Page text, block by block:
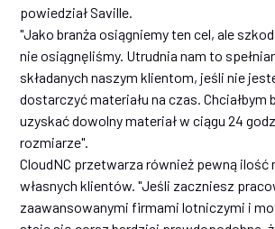
powiedział Saville.
"Jako branża osiągniemy ten cel, ale
nie osiągnęliśmy. Utrudnia nam to
składanych naszym klientom, jeśli nie
dostarczyć materiału na czas. Chciałbym
uzyskać dowolny materiał w ciągu 24
rozmiarze".
CloudNC przetwarza również pewną ilość
własnych klientów. "Jeśli zaczniesz
zaawansowanymi firmami lotniczymi i